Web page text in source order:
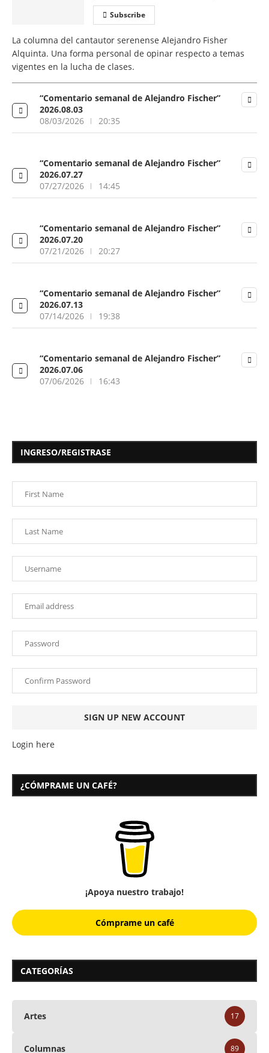
Subscribe
La columna del cantautor serenense Alejandro Fisher
Alquinta. Una forma personal de opinar respecto a temas
vigentes en la lucha de clases.
“Comentario semanal de Alejandro Fischer”
2026.08.03
08/03/2026
20:35
“Comentario semanal de Alejandro Fischer”
2026.07.27
07/27/2026
14:45
“Comentario semanal de Alejandro Fischer”
2026.07.20
07/21/2026
20:27
“Comentario semanal de Alejandro Fischer”
2026.07.13
07/14/2026
19:38
“Comentario semanal de Alejandro Fischer”
2026.07.06
07/06/2026
16:43
INGRESO/REGISTRASE
Login here
¿CÓMPRAME UN CAFÉ?
¡Apoya nuestro trabajo!
Cómprame un café
CATEGORÍAS
Artes 17
Columnas 89